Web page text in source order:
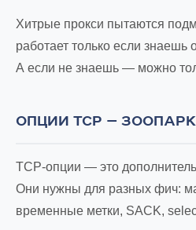
Хитрые прокси пытаются
работает только если знаешь
А если не знаешь — можно
ОПЦИИ TCP —
TCP-опции — это
Они нужны для разных фич:
временные метки, SACK,